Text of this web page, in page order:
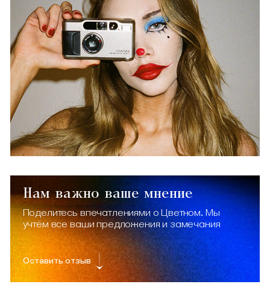
Нам важно ваше мнение
Поделитесь впечатлениями о Цветном. Мы
учтём все ваши предложения и замечания
Оставить отзыв